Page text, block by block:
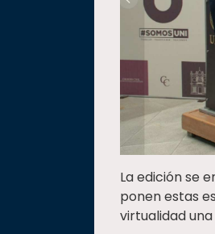
La edición se
ponen estas
virtualidad